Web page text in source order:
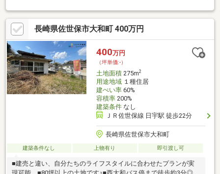
長崎県佐世保市大和町 400万円
400万円
（坪単価:-）
土地面積275m2
用途地域１種住居
建ぺい率60%
容積率200%
建築条件なし
ＪＲ佐世保線 日宇駅 徒歩22分
長崎県佐世保市大和町
建築条件なし 上物有り 即引渡し可
■建売と違い、自分たちのライフスタイルに合わせたプランが実